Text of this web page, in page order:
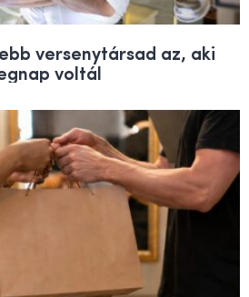
versenytársad az, aki
voltál